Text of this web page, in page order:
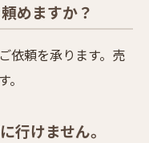
めますか？
依頼を承ります。売
行けません。